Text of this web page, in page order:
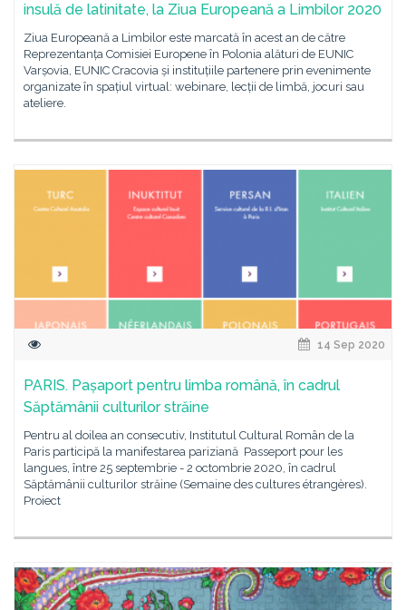
insulă de latinitate, la Ziua Europeană a Limbilor 2020
Ziua Europeană a Limbilor este marcată în acest an de către
Reprezentanța Comisiei Europene în Polonia alături de EUNIC
Varșovia, EUNIC Cracovia și instituțiile partenere prin evenimente
organizate în spațiul virtual: webinare, lecții de limbă, jocuri sau
ateliere.
14 Sep 2020
PARIS. Pașaport pentru limba română, în cadrul
Săptămânii culturilor străine
Pentru al doilea an consecutiv, Institutul Cultural Român de la
Paris participă la manifestarea pariziană Passeport pour les
langues, între 25 septembrie - 2 octombrie 2020, în cadrul
Săptămânii culturilor străine (Semaine des cultures étrangères).
Proiect